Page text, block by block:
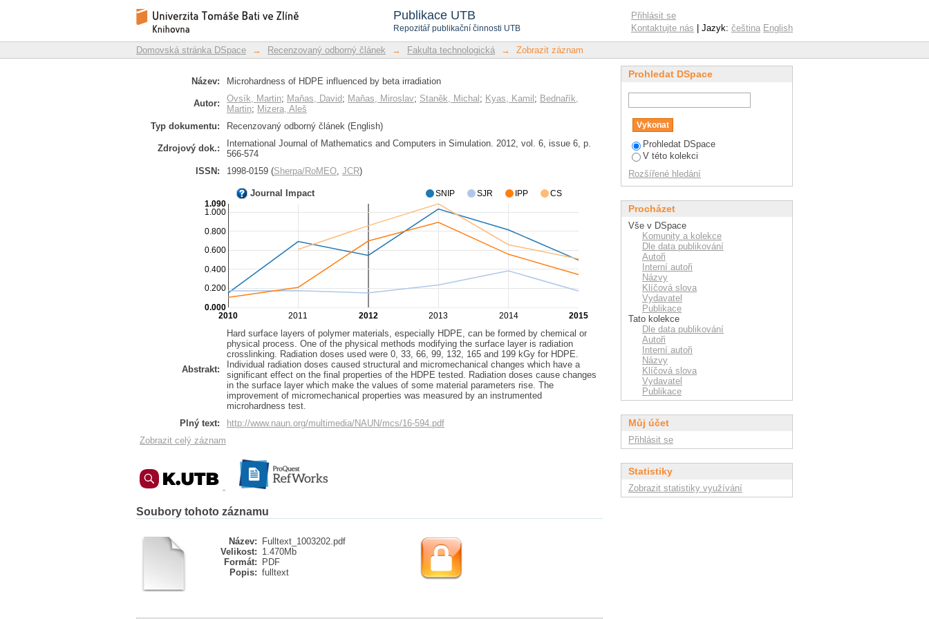
Publikace UTB
Repozitář publikační činnosti UTB
Microhardness of HDPE influenced by beta irradiation
Repozitář DSpace/Manakin
Přihlásit se
Kontaktujte nás | Jazyk: čeština English
Domovská stránka DSpace → Recenzovaný odborný článek → Fakulta technologická → Zobrazit záznam
Název: Microhardness of HDPE influenced by beta irradiation
Autor: Ovsík, Martin; Maňas, David; Maňas, Miroslav; Staněk, Michal ; Kyas, Kamil ; Bednařík,
Martin; Mizera, Aleš
Typ dokumentu:
Recenzovaný odborný článek (English)
Zdrojový dok.:
International Journal of Mathematics and Computers in Simulation. 2012, vol. 6, issue 6, p.
566-574
ISSN:
1998-0159 (Sherpa/RoMEO, JCR)
Journal Impact
2011 2012 2013 2014
2010 2015
0.200
0.400
0.600
0.800
1.000
0.000
1.090
SNIP SJR IPP CS
Abstrakt:
Hard surface layers of polymer materials, especially HDPE, can be formed by chemical or
physical process. One of the physical methods modifying the surface layer is radiation
crosslinking. Radiation doses used were 0, 33, 66, 99, 132, 165 and 199 kGy for HDPE.
Individual radiation doses caused structural and micromechanical changes which have a
significant effect on the final properties of the HDPE tested. Radiation doses cause changes
in the surface layer which make the values of some material parameters rise. The
improvement of micromechanical properties was measured by an instrumented
microhardness test.
Plný text:
http://www.naun.org/multimedia/NAUN/mcs/16-594.pdf
Zobrazit celý záznam
Soubory tohoto záznamu
Název:
Fulltext_1003202.pdf
Velikost: 1.470Mb
Formát:
PDF
Popis: fulltext
Prohledat DSpace
Prohledat DSpace
V této kolekci
Rozšířené hledání
Procházet
Vše v DSpace
Komunity a kolekce
Dle data publikování
Autoři
Interní autoři
Názvy
Klíčová slova
Vydavatel
Publikace
Tato kolekce
Dle data publikování
Autoři
Interní autoři
Názvy
Klíčová slova
Vydavatel
Publikace
Můj účet
Přihlásit se
Statistiky
Zobrazit statistiky využívání